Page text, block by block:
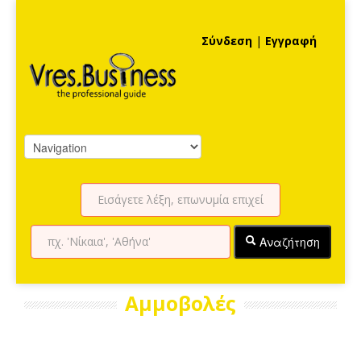
Σύνδεση | Εγγραφή
Αναζήτηση
Αμμοβολές